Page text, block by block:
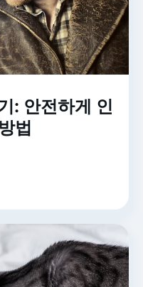
: 안전하게 인
법